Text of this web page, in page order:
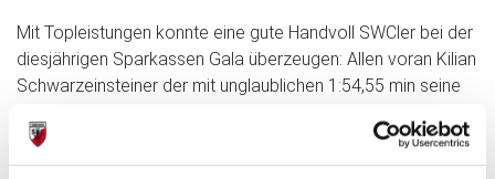
Mit Topleistungen konnte eine gute Handvoll SWCler bei der
diesjährigen Sparkassen Gala überzeugen: Allen voran Kilian
Schwarzeinsteiner der mit unglaublichen 1:54,55 min seine
weitere 800 m Topleistung auch bei den Frauen durch Celine
Ruß: Mit 2:18,29 min blieb sie erstmals unter 2:20. PB auch